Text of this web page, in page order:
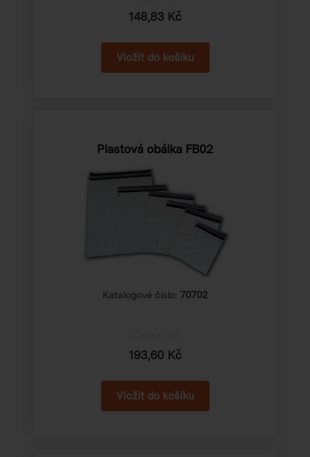
148,83 Kč
Plastová obálka FB02
Katalogové číslo: 70702
193,60 Kč